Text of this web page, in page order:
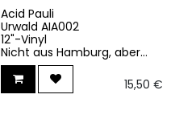
Acid Pauli
Urwald AIA002
12"-Vinyl
Nicht aus Hamburg, aber...
15,50 €